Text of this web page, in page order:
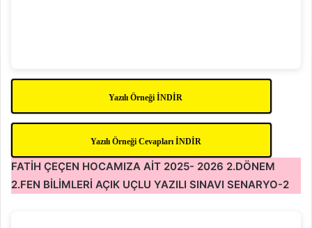
Yazılı Örneği İNDİR
Yazılı Örneği Cevapları İNDİR
FATİH ÇEÇEN HOCAMIZA AİT 2025- 2026 2.DÖNEM
2.FEN BİLİMLERİ AÇIK UÇLU YAZILI SINAVI SENARYO-2